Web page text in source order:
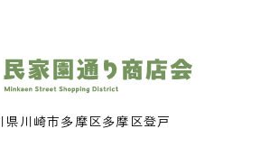
県川崎市多摩区多摩区登戸